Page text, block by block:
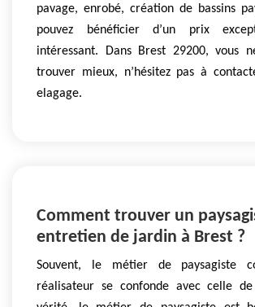
pavage, enrobé, création de bassins
pouvez bénéficier d’un prix
intéressant. Dans Brest 29200, vous
trouver mieux, n’hésitez pas à
elagage.
Comment trouver un
entretien de jardin à Brest ?
Souvent, le métier de paysagiste
réalisateur se confonde avec celle